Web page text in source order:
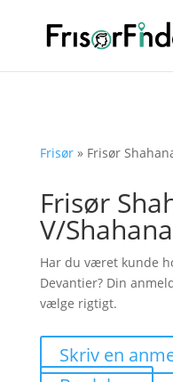
Frisør» Frisør
Frisør
V/
Har du været kunde
Devantier? Din
vælge rigtigt.
Skriv en